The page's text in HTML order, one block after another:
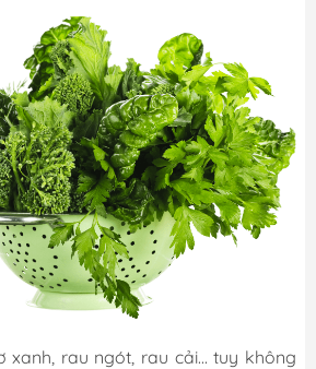
xanh, rau ngót, rau cải... tuy không